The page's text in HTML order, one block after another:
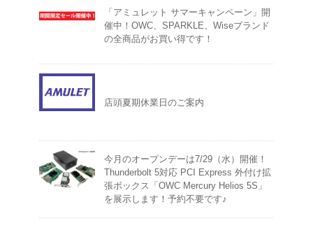
「アミュレット サマーキャンペーン」開
催中！OWC、SPARKLE、Wiseブランド
の全商品がお買い得です！
店頭夏期休業日のご案内
今月のオープンデーは7/29（水）開催！
Thunderbolt 5対応 PCI Express 外付け拡
張ボックス「OWC Mercury Helios 5S」
を展示します！予約不要です♪